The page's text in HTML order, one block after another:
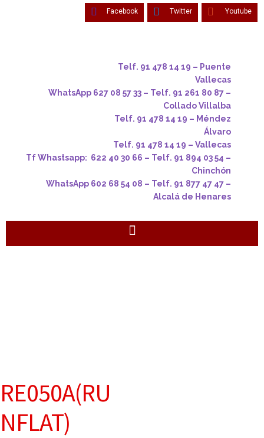
Facebook Twitter Youtube
Telf. 91 478 14 19 – Puente
Vallecas
WhatsApp 627 08 57 33 – Telf. 91 261 80 87 –
Collado Villalba
Telf. 91 478 14 19 – Méndez
Álvaro
Telf. 91 478 14 19 – Vallecas
Tf Whastsapp: 622 40 30 66 – Telf. 91 894 03 54 –
Chinchón
WhatsApp 602 68 54 08 – Telf. 91 877 47 47 –
Alcalá de Henares
RE050A(RU
NFLAT)